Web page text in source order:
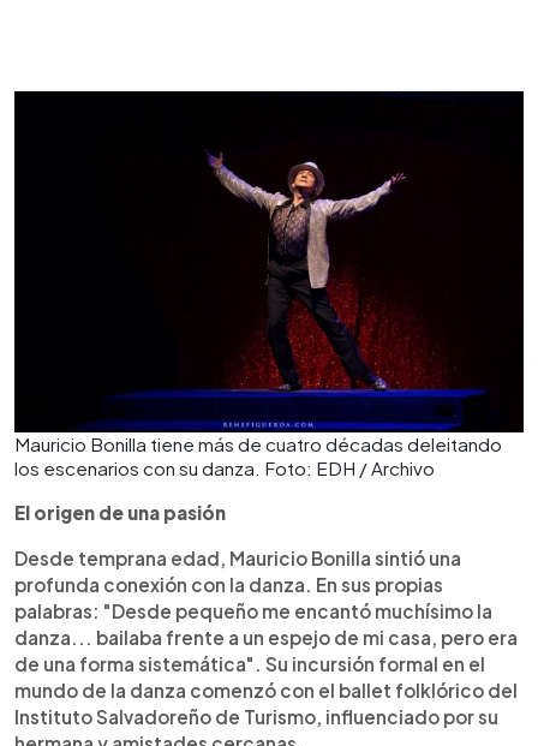
Mauricio Bonilla tiene más de cuatro décadas deleitando
los escenarios con su danza. Foto: EDH / Archivo
El origen de una pasión
Desde temprana edad, Mauricio Bonilla sintió una
profunda conexión con la danza. En sus propias
palabras: "Desde pequeño me encantó muchísimo la
danza... bailaba frente a un espejo de mi casa, pero era
de una forma sistemática". Su incursión formal en el
mundo de la danza comenzó con el ballet folklórico del
Instituto Salvadoreño de Turismo, influenciado por su